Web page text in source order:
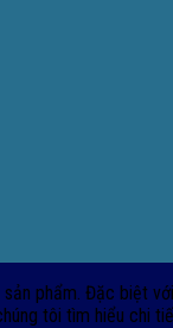
phẩm. Đặc biệt
tôi tìm hiểu chi